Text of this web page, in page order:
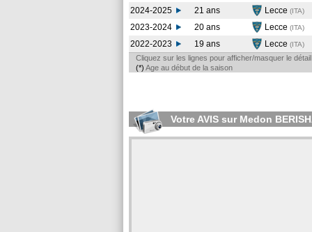
2024-2025
21 ans Lecce (ITA)
2023-2024
20 ans Lecce (ITA)
2022-2023
19 ans Lecce (ITA)
Cliquez sur les lignes pour afficher/masquer le
(*) Age au début de la saison
Votre AVIS sur Medon